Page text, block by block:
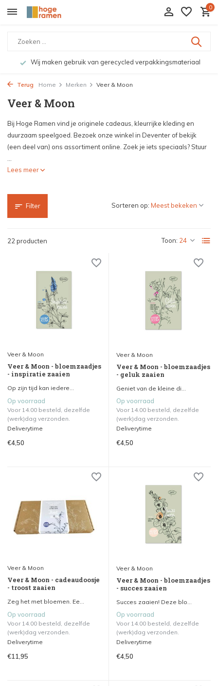
0
Wij maken gebruik van gerecycled verpakkingsmateriaal
Terug Home Merken Veer & Moon
Veer & Moon
Bij Hoge Ramen vind je originele cadeaus, kleurrijke kleding en
duurzaam speelgoed. Bezoek onze winkel in Deventer of bekijk
(een deel van) ons assortiment online. Zoek je iets speciaals? Stuur
Lees meer
Filter
22 producten Toon:
Sorteren op:
Veer & Moon
Veer & Moon - bloemzaadjes
- inspiratie zaaien
Op zijn tijd kan iedere...
Op voorraad
Voor 14.00 besteld, dezelfde
(werk)dag verzonden.
Deliverytime
€4,50
Veer & Moon
Veer & Moon - bloemzaadjes
- geluk zaaien
Geniet van de kleine di...
Op voorraad
Voor 14.00 besteld, dezelfde
(werk)dag verzonden.
Deliverytime
€4,50
Veer & Moon
Veer & Moon - cadeaudoosje
- troost zaaien
Zeg het met bloemen. Ee...
Op voorraad
Voor 14.00 besteld, dezelfde
(werk)dag verzonden.
Deliverytime
€11,95
Veer & Moon
Veer & Moon - bloemzaadjes
- succes zaaien
Succes zaaien! Deze blo...
Op voorraad
Voor 14.00 besteld, dezelfde
(werk)dag verzonden.
Deliverytime
€4,50